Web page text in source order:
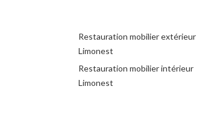
Restauration mobilier extérieur
Limonest
Restauration mobilier intérieur
Limonest